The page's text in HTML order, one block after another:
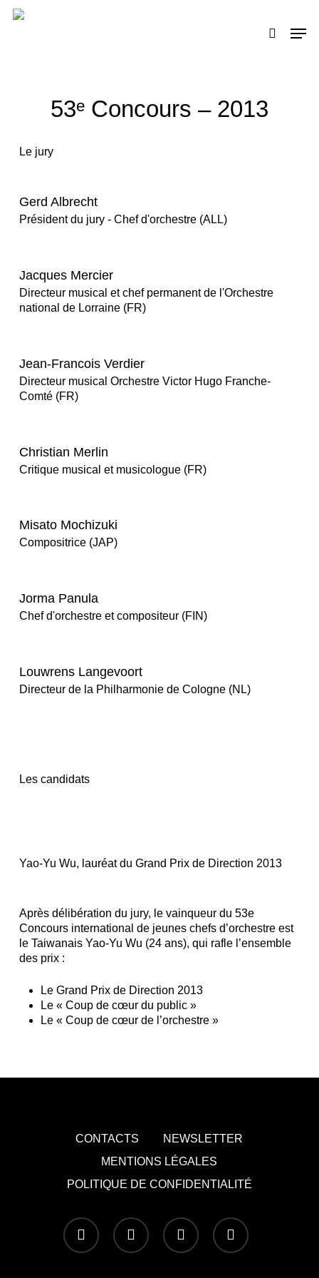
Skip
search
53ᵉ Concours – 2013
Le jury
Gerd Albrecht
Président du jury - Chef d'orchestre (ALL)
Jacques Mercier
Directeur musical et chef permanent de l'Orchestre
national de Lorraine (FR)
Jean-Francois Verdier
Directeur musical Orchestre Victor Hugo Franche-
Comté (FR)
Christian Merlin
Critique musical et musicologue (FR)
Misato Mochizuki
Compositrice (JAP)
Jorma Panula
Chef d'orchestre et compositeur (FIN)
Louwrens Langevoort
Directeur de la Philharmonie de Cologne (NL)
Les candidats
Yao-Yu Wu, lauréat du Grand Prix de Direction 2013
Après délibération du jury, le vainqueur du 53e
Concours international de jeunes chefs d’orchestre est
le Taiwanais Yao-Yu Wu (24 ans), qui rafle l’ensemble
des prix :
Le Grand Prix de Direction 2013
Le « Coup de cœur du public »
Le « Coup de cœur de l’orchestre »
CONTACTS
NEWSLETTER
MENTIONS LÉGALES
POLITIQUE DE CONFIDENTIALITÉ
x-
twitter
facebook youtube instagram